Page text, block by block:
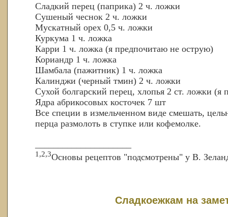
Сладкий перец (паприка) 2 ч. ложки
Сушеный чеснок 2 ч. ложки
Мускатный орех 0,5 ч. ложки
Куркума 1 ч. ложка
Карри 1 ч. ложка (я предпочитаю не острую)
Кориандр 1 ч. ложка
Шамбала (пажитник) 1 ч. ложка
Калинджи (черный тмин) 2 ч. ложки
Сухой болгарский перец, хлопья 2 ст. ложки (я
Ядра абрикосовых косточек 7 шт
Все специи в измельченном виде смешать,
перца размолоть в ступке или кофемолке.
1,2,3Основы рецептов "подсмотрены" у В.
Сладкоежкам на